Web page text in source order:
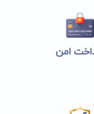
امن